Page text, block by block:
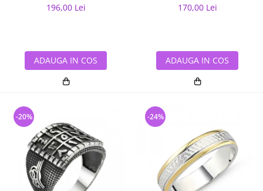
196,00 Lei
ADAUGA IN COS
170,00 Lei
ADAUGA IN COS
-20% -24%